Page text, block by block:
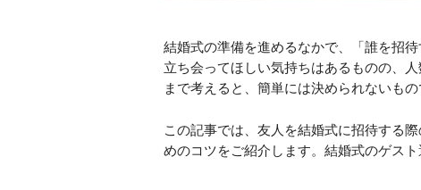
結婚式の準備を進めるなかで、「誰を招
立ち会ってほしい気持ちはあるものの、
まで考えると、簡単には決められないもの
この記事では、友人を結婚式に招待する
めのコツをご紹介します。結婚式のゲス